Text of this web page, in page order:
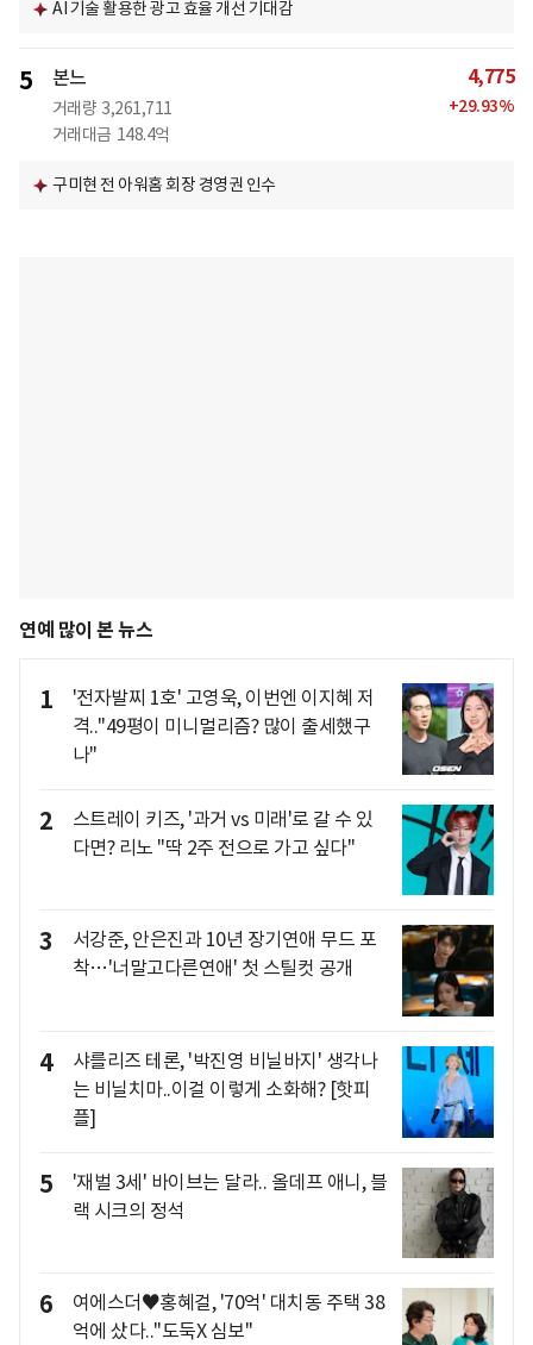
AI 기술 활용한 광고 효율 개선 기대감
5 본느
거래량 3,261,711
거래대금 148.4억
4,775
+29.93%
구미현 전 아워홈 회장 경영권 인수
연예 많이 본 뉴스
1
'전자발찌 1호' 고영욱, 이번엔 이지혜 저
격.."49평이 미니멀리즘? 많이 출세했구
나"
2
스트레이 키즈, '과거 vs 미래'로 갈 수 있
다면? 리노 "딱 2주 전으로 가고 싶다"
3
서강준, 안은진과 10년 장기연애 무드 포
착…'너말고다른연애' 첫 스틸컷 공개
4
샤를리즈 테론, '박진영 비닐바지' 생각나
는 비닐치마..이걸 이렇게 소화해? [핫피
플]
5
'재벌 3세' 바이브는 달라.. 올데프 애니, 블
랙 시크의 정석
6
여에스더♥홍혜걸, '70억' 대치동 주택 38
억에 샀다.."도둑X 심보"